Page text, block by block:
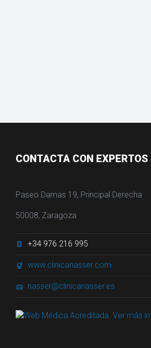
CONTACTA CON EXPERTOS
Paseo Damas 19, Principal Derecha
50008, Zaragoza
+34 976 216 995
www.clinicanasser.com
nasser@clinicanasser.es